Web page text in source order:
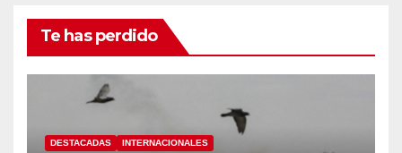
Te has perdido
DESTACADAS INTERNACIONALES